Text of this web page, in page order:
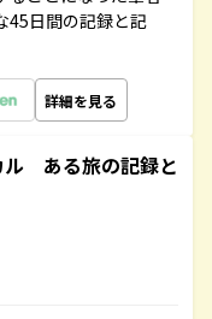
45日間の記録と記
詳細を見る
ル ある旅の記録と